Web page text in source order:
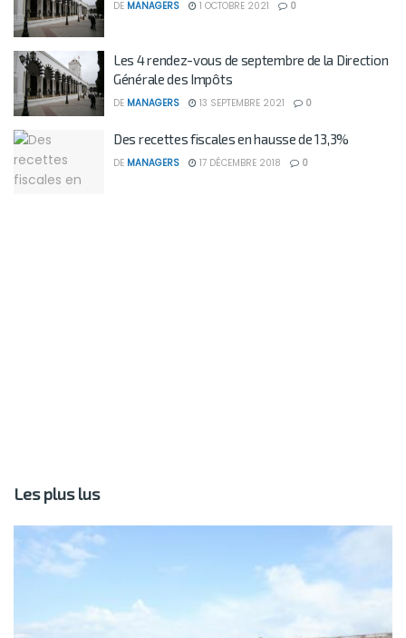
DE MANAGERS 1 OCTOBRE 2021 0
Les 4 rendez-vous de septembre de la Direction
Générale des Impôts
DE MANAGERS 13 SEPTEMBRE 2021 0
Des recettes fiscales en hausse de 13,3%
DE MANAGERS 17 DÉCEMBRE 2018 0
Les plus lus